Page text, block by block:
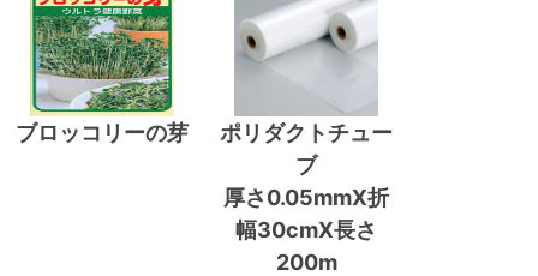
ブロッコリーの芽
ポリダクトチュー
ブ
厚さ0.05mmX折
幅30cmX長さ
200m